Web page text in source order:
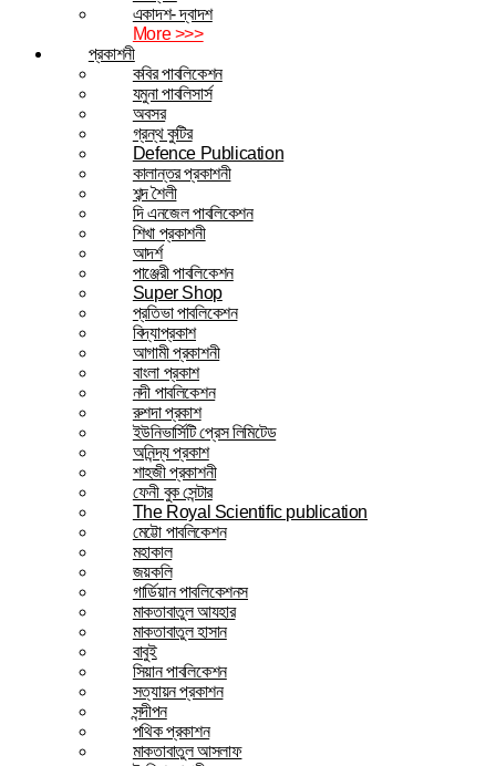
একাদশ- দ্বাদশ
More >>>
প্রকাশনী
কবির পাবলিকেশন
যমুনা পাবলিসার্স
অবসর
গ্রন্থ কুটির
Defence Publication
কালান্তর প্রকাশনী
শব্দ শৈলী
দি এনজেল পাবলিকেশন
শিখা প্রকাশনী
আদর্শ
পাঞ্জেরী পাবলিকেশন
Super Shop
প্রতিভা পাবলিকেশন
বিদ্যাপ্রকাশ
আগামী প্রকাশনী
বাংলা প্রকাশ
নদী পাবলিকেশন
রুশদা প্রকাশ
ইউনিভার্সিটি প্রেস লিমিটেড
অনিন্দ্য প্রকাশ
শাহজী প্রকাশনী
ফেনী বুক সেন্টার
The Royal Scientific publication
মেট্টো পাবলিকেশন
মহাকাল
জয়কলি
গার্ডিয়ান পাবলিকেশনস
মাকতাবাতুল আযহার
মাকতাবাতুল হাসান
বাবুই
সিয়ান পাবলিকেশন
সত্যায়ন প্রকাশন
সন্দীপন
পথিক প্রকাশন
মাকতাবাতুল আসলাফ